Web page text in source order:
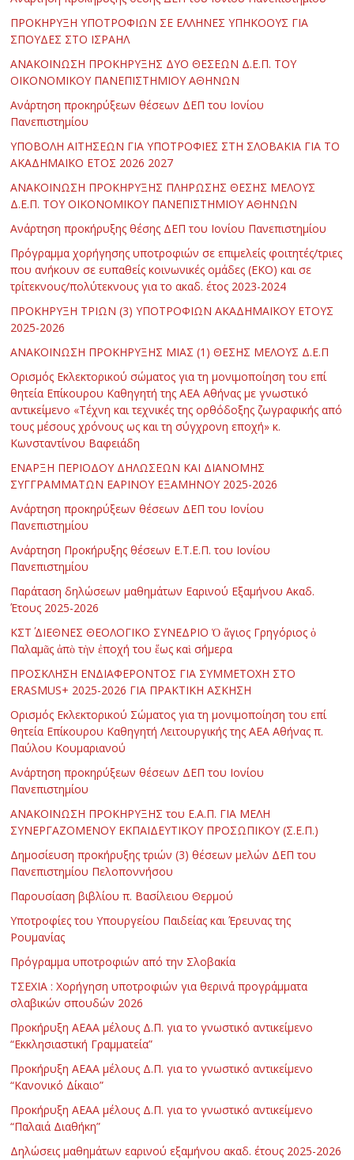
ΠΡΟΚΗΡΥΞΗ ΥΠΟΤΡΟΦΙΩΝ ΣΕ ΕΛΛΗΝΕΣ ΥΠΗΚΟΟΥΣ ΓΙΑ
ΣΠΟΥΔΕΣ ΣΤΟ ΙΣΡΑΗΛ
ΑΝΑΚΟΙΝΩΣΗ ΠΡΟΚΗΡΥΞΗΣ ΔΥΟ ΘΕΣΕΩΝ Δ.Ε.Π. ΤΟΥ
ΟΙΚΟΝΟΜΙΚΟΥ ΠΑΝΕΠΙΣΤΗΜΙΟΥ ΑΘΗΝΩΝ
Ανάρτηση προκηρύξεων θέσεων ΔΕΠ του Ιονίου
Πανεπιστημίου
ΥΠΟΒΟΛΗ ΑΙΤΗΣΕΩΝ ΓΙΑ ΥΠΟΤΡΟΦΙΕΣ ΣΤΗ ΣΛΟΒΑΚΙΑ ΓΙΑ ΤΟ
ΑΚΑΔΗΜΑΪΚΟ ΕΤΟΣ 2026 2027
ΑΝΑΚΟΙΝΩΣΗ ΠΡΟΚΗΡΥΞΗΣ ΠΛΗΡΩΣΗΣ ΘΕΣΗΣ ΜΕΛΟΥΣ
Δ.Ε.Π. ΤΟΥ ΟΙΚΟΝΟΜΙΚΟΥ ΠΑΝΕΠΙΣΤΗΜΙΟΥ ΑΘΗΝΩΝ
Ανάρτηση προκήρυξης θέσης ΔΕΠ του Ιονίου Πανεπιστημίου
Πρόγραμμα χορήγησης υποτροφιών σε επιμελείς φοιτητές/τριες
που ανήκουν σε ευπαθείς κοινωνικές ομάδες (ΕΚΟ) και σε
τρίτεκνους/πολύτεκνους για το ακαδ. έτος 2023-2024
ΠΡΟΚΗΡΥΞΗ ΤΡΙΩΝ (3) ΥΠΟΤΡΟΦΙΩΝ ΑΚΑΔΗΜΑΪΚΟΥ ΕΤΟΥΣ
2025-2026
ΑΝΑΚΟΙΝΩΣΗ ΠΡΟΚΗΡΥΞΗΣ ΜΙΑΣ (1) ΘΕΣΗΣ ΜΕΛΟΥΣ Δ.Ε.Π
Ορισμός Εκλεκτορικού σώματος για τη μονιμοποίηση του επί
θητεία Επίκουρου Καθηγητή της ΑΕΑ Αθήνας με γνωστικό
αντικείμενο «Τέχνη και τεχνικές της ορθόδοξης ζωγραφικής από
τους μέσους χρόνους ως και τη σύγχρονη εποχή» κ.
Κωνσταντίνου Βαφειάδη
ΕΝΑΡΞΗ ΠΕΡΙΟΔΟΥ ΔΗΛΩΣΕΩΝ ΚΑΙ ΔΙΑΝΟΜΗΣ
ΣΥΓΓΡΑΜΜΑΤΩΝ ΕΑΡΙΝΟΥ ΕΞΑΜΗΝΟΥ 2025-2026
Ανάρτηση προκηρύξεων θέσεων ΔΕΠ του Ιονίου
Πανεπιστημίου
Ανάρτηση Προκήρυξης θέσεων Ε.Τ.Ε.Π. του Ιονίου
Πανεπιστημίου
Παράταση δηλώσεων μαθημάτων Εαρινού Εξαμήνου Ακαδ.
Έτους 2025-2026
ΚΣΤ΄ ΔΙΕΘΝΕΣ ΘΕΟΛΟΓΙΚΟ ΣΥΝΕΔΡΙΟ Ὁ ἅγιος Γρηγόριος ὁ
Παλαμᾶς ἀπὸ τὴν ἐποχή του ἕως καὶ σήμερα
ΠΡΟΣΚΛΗΣΗ ΕΝΔΙΑΦΕΡΟΝΤΟΣ ΓΙΑ ΣΥΜΜΕΤΟΧΗ ΣΤΟ
ERASMUS+ 2025-2026 ΓΙΑ ΠΡΑΚΤΙΚΗ ΑΣΚΗΣΗ
Ορισμός Εκλεκτορικού Σώματος για τη μονιμοποίηση του επί
θητεία Επίκουρου Καθηγητή Λειτουργικής της ΑΕΑ Αθήνας π.
Παύλου Κουμαριανού
Ανάρτηση προκηρύξεων θέσεων ΔΕΠ του Ιονίου
Πανεπιστημίου
ΑΝΑΚΟΙΝΩΣΗ ΠΡΟΚΗΡΥΞΗΣ του Ε.Α.Π. ΓΙΑ ΜΕΛΗ
ΣΥΝΕΡΓΑΖΟΜΕΝΟΥ ΕΚΠΑΙΔΕΥΤΙΚΟΥ ΠΡΟΣΩΠΙΚΟΥ (Σ.Ε.Π.)
Δημοσίευση προκήρυξης τριών (3) θέσεων μελών ΔΕΠ του
Πανεπιστημίου Πελοποννήσου
Παρουσίαση βιβλίου π. Βασίλειου Θερμού
Υποτροφίες του Υπουργείου Παιδείας και Έρευνας της
Ρουμανίας
Πρόγραμμα υποτροφιών από την Σλοβακία
ΤΣΕΧΙΑ : Χορήγηση υποτροφιών για θερινά προγράμματα
σλαβικών σπουδών 2026
Προκήρυξη ΑΕΑΑ μέλους Δ.Π. για το γνωστικό αντικείμενο
“Εκκλησιαστική Γραμματεία”
Προκήρυξη ΑΕΑΑ μέλους Δ.Π. για το γνωστικό αντικείμενο
“Κανονικό Δίκαιο”
Προκήρυξη ΑΕΑΑ μέλους Δ.Π. για το γνωστικό αντικείμενο
“Παλαιά Διαθήκη”
Δηλώσεις μαθημάτων εαρινού εξαμήνου ακαδ. έτους 2025-2026